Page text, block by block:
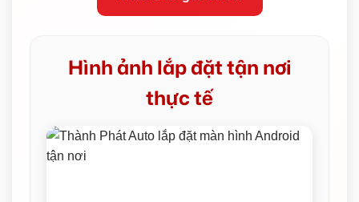
Hình ảnh lắp đặt tận nơi
thực tế